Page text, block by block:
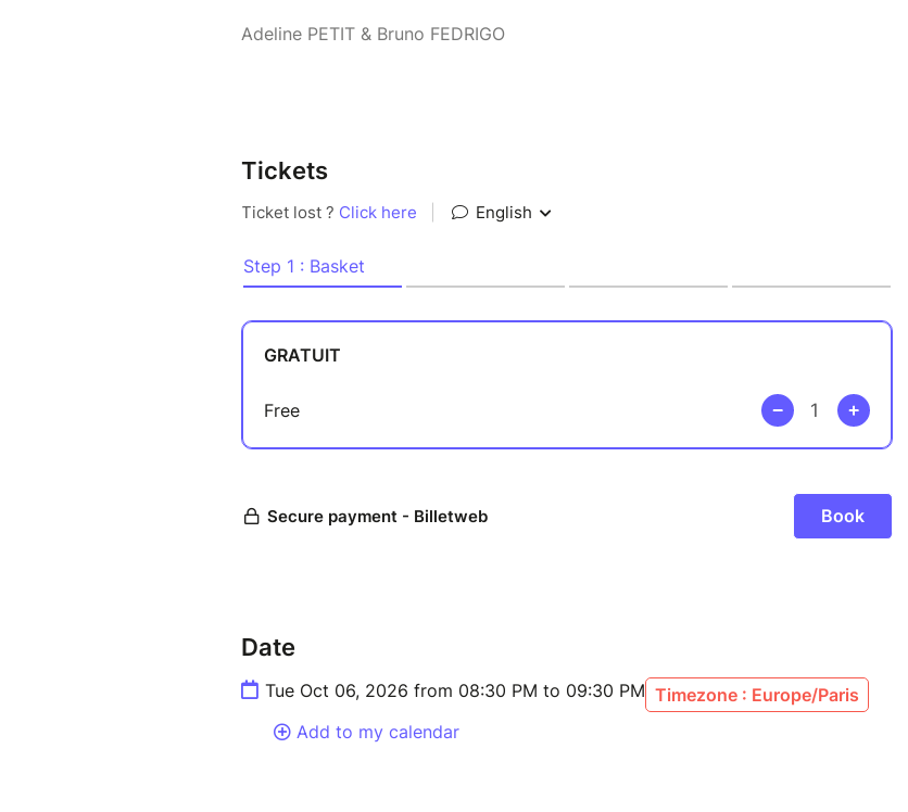
Adeline PETIT & Bruno FEDRIGO
Tickets
Date
Tue Oct 06, 2026 from 08:30 PM to 09:30 PM Timezone : Europe/Paris
Add to my calendar